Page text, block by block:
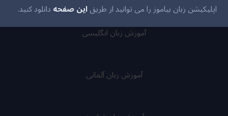
اپلیکیشن زبان بیاموز را می توانید از طریقاین صفحهدانلود کنید.
آموزش زبان انگلیسی
آموزش زبان آلمانی